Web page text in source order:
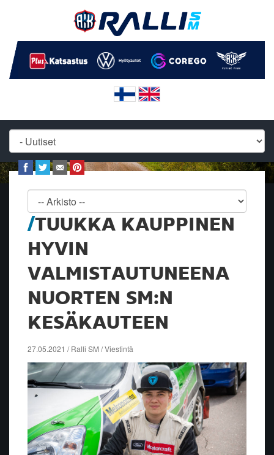
TUUKKA KAUPPINEN
HYVIN
VALMISTAUTUNEENA
NUORTEN SM:N
KESÄKAUTEEN
27.05.2021 / Ralli SM / Viestintä